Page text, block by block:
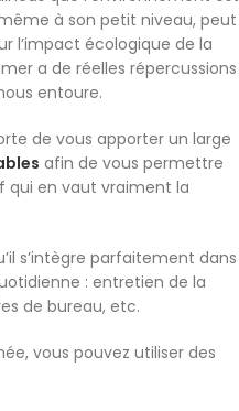
à son petit niveau, peut
l’impact écologique de la
a de réelles répercussions
entoure.
de vous apporter un large
afin de vous permettre
en vaut vraiment la
s’intègre parfaitement dans
: entretien de la
de bureau, etc.
vous pouvez utiliser des